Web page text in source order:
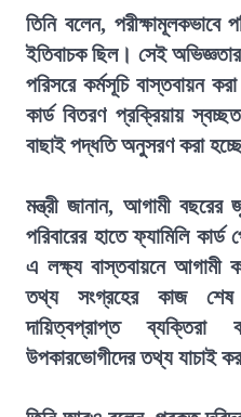
তিনি বলেন, পরীক্ষামূলকভাবে
ইতিবাচক ছিল। সেই
পরিসরে কর্মসূচি বাস্তবায়ন
কার্ড বিতরণ প্রক্রিয়ায়
বাছাই পদ্ধতি অনুসরণ করা
মন্ত্রী জানান, আগামী
পরিবারের হাতে ফ্যামিলি
এ লক্ষ্য বাস্তবায়নে আগামী
তথ্য সংগ্রহের কাজ
দায়িত্বপ্রাপ্ত
উপকারভোগীদের তথ্য যাচাই